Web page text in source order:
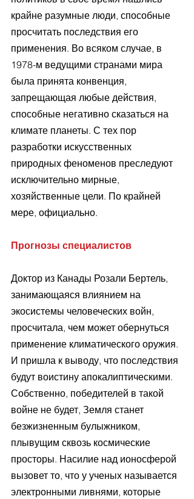
крайне разумные люди, способные
просчитать последствия его
применения. Во всяком случае, в
1978-м ведущими странами мира
была принята конвенция,
запрещающая любые действия,
способные негативно сказаться на
климате планеты. С тех пор
разработки искусственных
природных феноменов преследуют
исключительно мирные,
хозяйственные цели. По крайней
мере, официально.
Прогнозы специалистов
Доктор из Канады Розали Бертель,
занимающаяся влиянием на
экосистемы человеческих войн,
просчитала, чем может обернуться
применение климатического оружия.
И пришла к выводу, что последствия
будут воистину апокалиптическими.
Собственно, победителей в такой
войне не будет, Земля станет
безжизненным булыжником,
плывущим сквозь космические
просторы. Насилие над ионосферой
вызовет то, что у ученых называется
электронными ливнями, которые